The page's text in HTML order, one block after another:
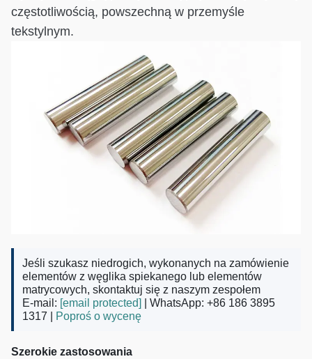
częstotliwością, powszechną w przemyśle
tekstylnym.
Jeśli szukasz niedrogich, wykonanych na zamówienie
elementów z węglika spiekanego lub elementów
matrycowych, skontaktuj się z naszym zespołem
E-mail: [email protected]
| WhatsApp: +86 186 3895
1317 |
Poproś o wycenę
Szerokie zastosowania